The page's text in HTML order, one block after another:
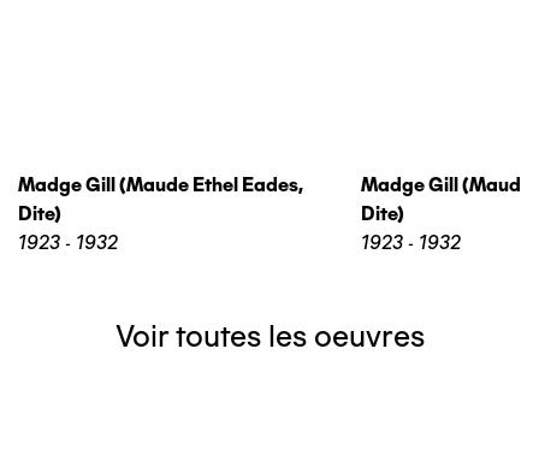
Madge Gill (maude Ethel Eades,
Dite)
1923 - 1932
Madge Gill (maude
Dite)
1923 - 1932
Voir toutes les oeuvres